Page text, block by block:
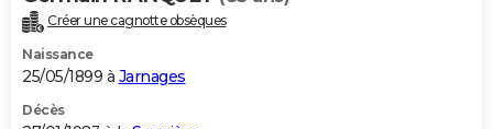
Créer une cagnotte obsèques
Naissance
25/05/1899 à Jarnages
Décès